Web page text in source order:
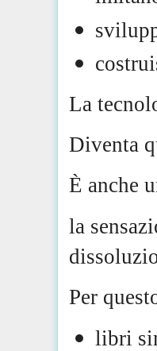
La
Diventa
È anche
la
Per
libri